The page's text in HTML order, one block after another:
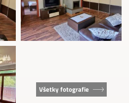
Všetky fotografie